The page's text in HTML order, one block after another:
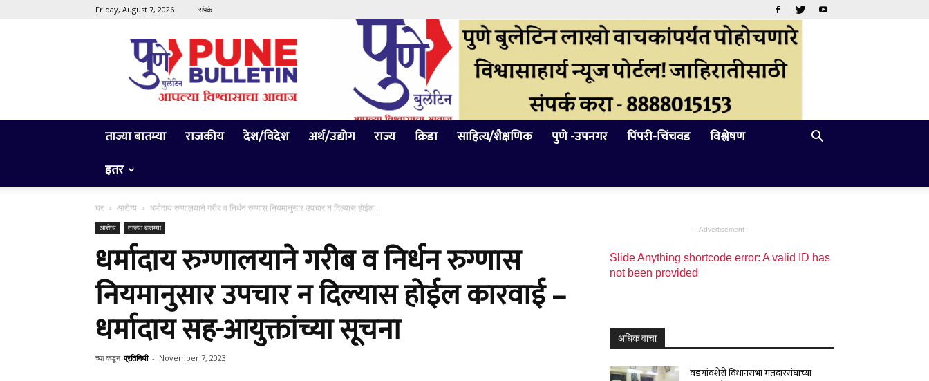
Friday, August 7, 2026 संपर्क
Pune
Bulletin
ताज्या बातम्या राजकीय देश/विदेश अर्थ/उद्योग राज्य क्रिडा साहित्य/शैक्षणिक पुणे -उपनगर पिंपरी-चिंचवड
विश्लेषण
इतर
घर आरोग्य धर्मादाय रुग्णालयाने गरीब व निर्धन रुग्णास नियमानुसार उपचार न दिल्यास होईल...
आरोग्य ताज्या बातम्या
धर्मादाय रुग्णालयाने गरीब व निर्धन रुग्णास
नियमानुसार उपचार न दिल्यास होईल कारवाई –
धर्मादाय सह-आयुक्तांच्या सूचना
च्या कडून प्रतिनिधी - November 7, 2023
- Advertisement -
Slide Anything shortcode error: A valid ID has
not been provided
अधिक वाचा
वडगांवशेरी विधानसभा मतदारसंघाच्या